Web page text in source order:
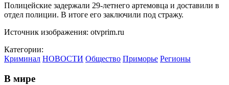
Полицейские задержали 29-летнего артемовца и доставили в
отдел полиции. В итоге его заключили под стражу.
Источник изображения: otvprim.ru
Категории:
Криминал НОВОСТИ Общество Приморье Регионы
В мире